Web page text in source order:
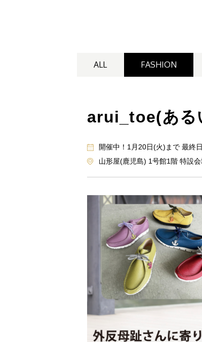
ALL FASHION
arui_toe(ある
開催中！1月20日(火)まで 最終
山形屋(鹿児島) 1号館1階 特設